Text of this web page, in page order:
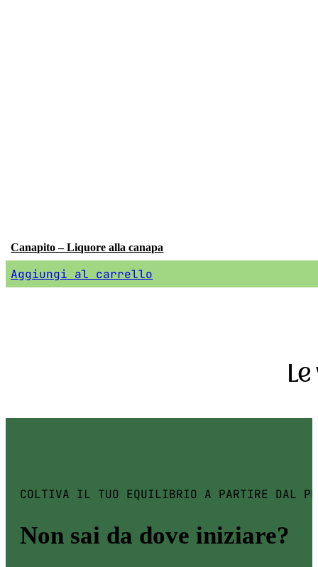
Canapito – Liquore alla canapa
Aggiungi al carrello
COLTIVA IL TUO EQUILIBRIO A PARTIRE DAL
Non sai da dove iniziare?